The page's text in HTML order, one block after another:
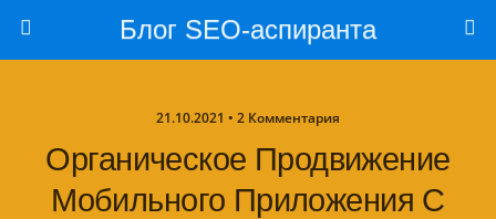
Блог SEO-аспиранта
21.10.2021 • 2 Комментария
Органическое Продвижение
Мобильного Приложения С